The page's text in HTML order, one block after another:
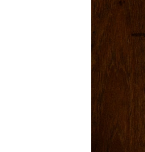
フロアガイド